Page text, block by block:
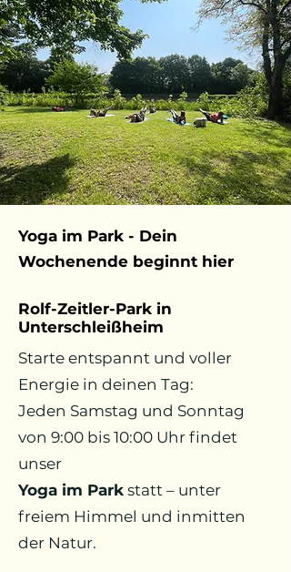
Yoga im Park - Dein
Wochenende beginnt hier
Rolf-Zeitler-Park in
Unterschleißheim
Starte entspannt und voller
Energie in deinen Tag:
Jeden Samstag und Sonntag
von 9:00 bis 10:00 Uhr findet
unser
Yoga im Park statt – unter
freiem Himmel und inmitten
der Natur.